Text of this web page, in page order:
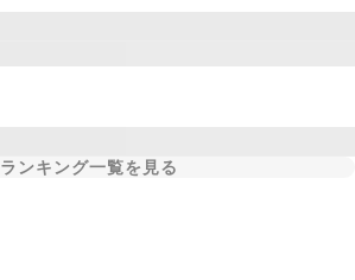
ランキング一覧を見る